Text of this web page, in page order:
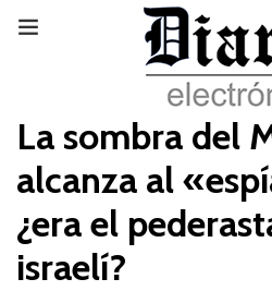
La sombra del
alcanza al
¿era el
israelí?